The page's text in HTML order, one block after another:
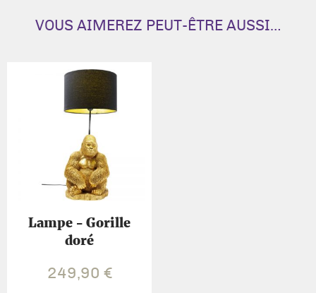
VOUS AIMEREZ PEUT-ÊTRE AUSSI…
Lampe - Gorille
doré
249,90 €